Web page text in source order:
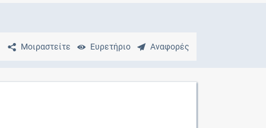
Μοιραστείτε Ευρετήριο Αναφορές